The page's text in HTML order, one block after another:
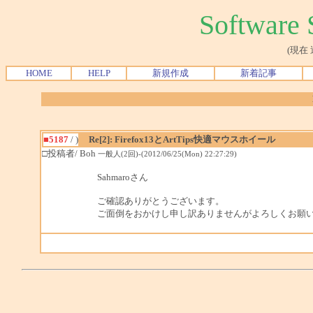
Software
(現在
HOME HELP 新規作成 新着記事
■5187/ )
Re[2]: Firefox13とArtTips快適マウスホイール
□投稿者/ Boh 一般人(2回)-(2012/06/25(Mon) 22:27:29)
Sahmaroさん
ご確認ありがとうございます。
ご面倒をおかけし申し訳ありませんがよろしくお願